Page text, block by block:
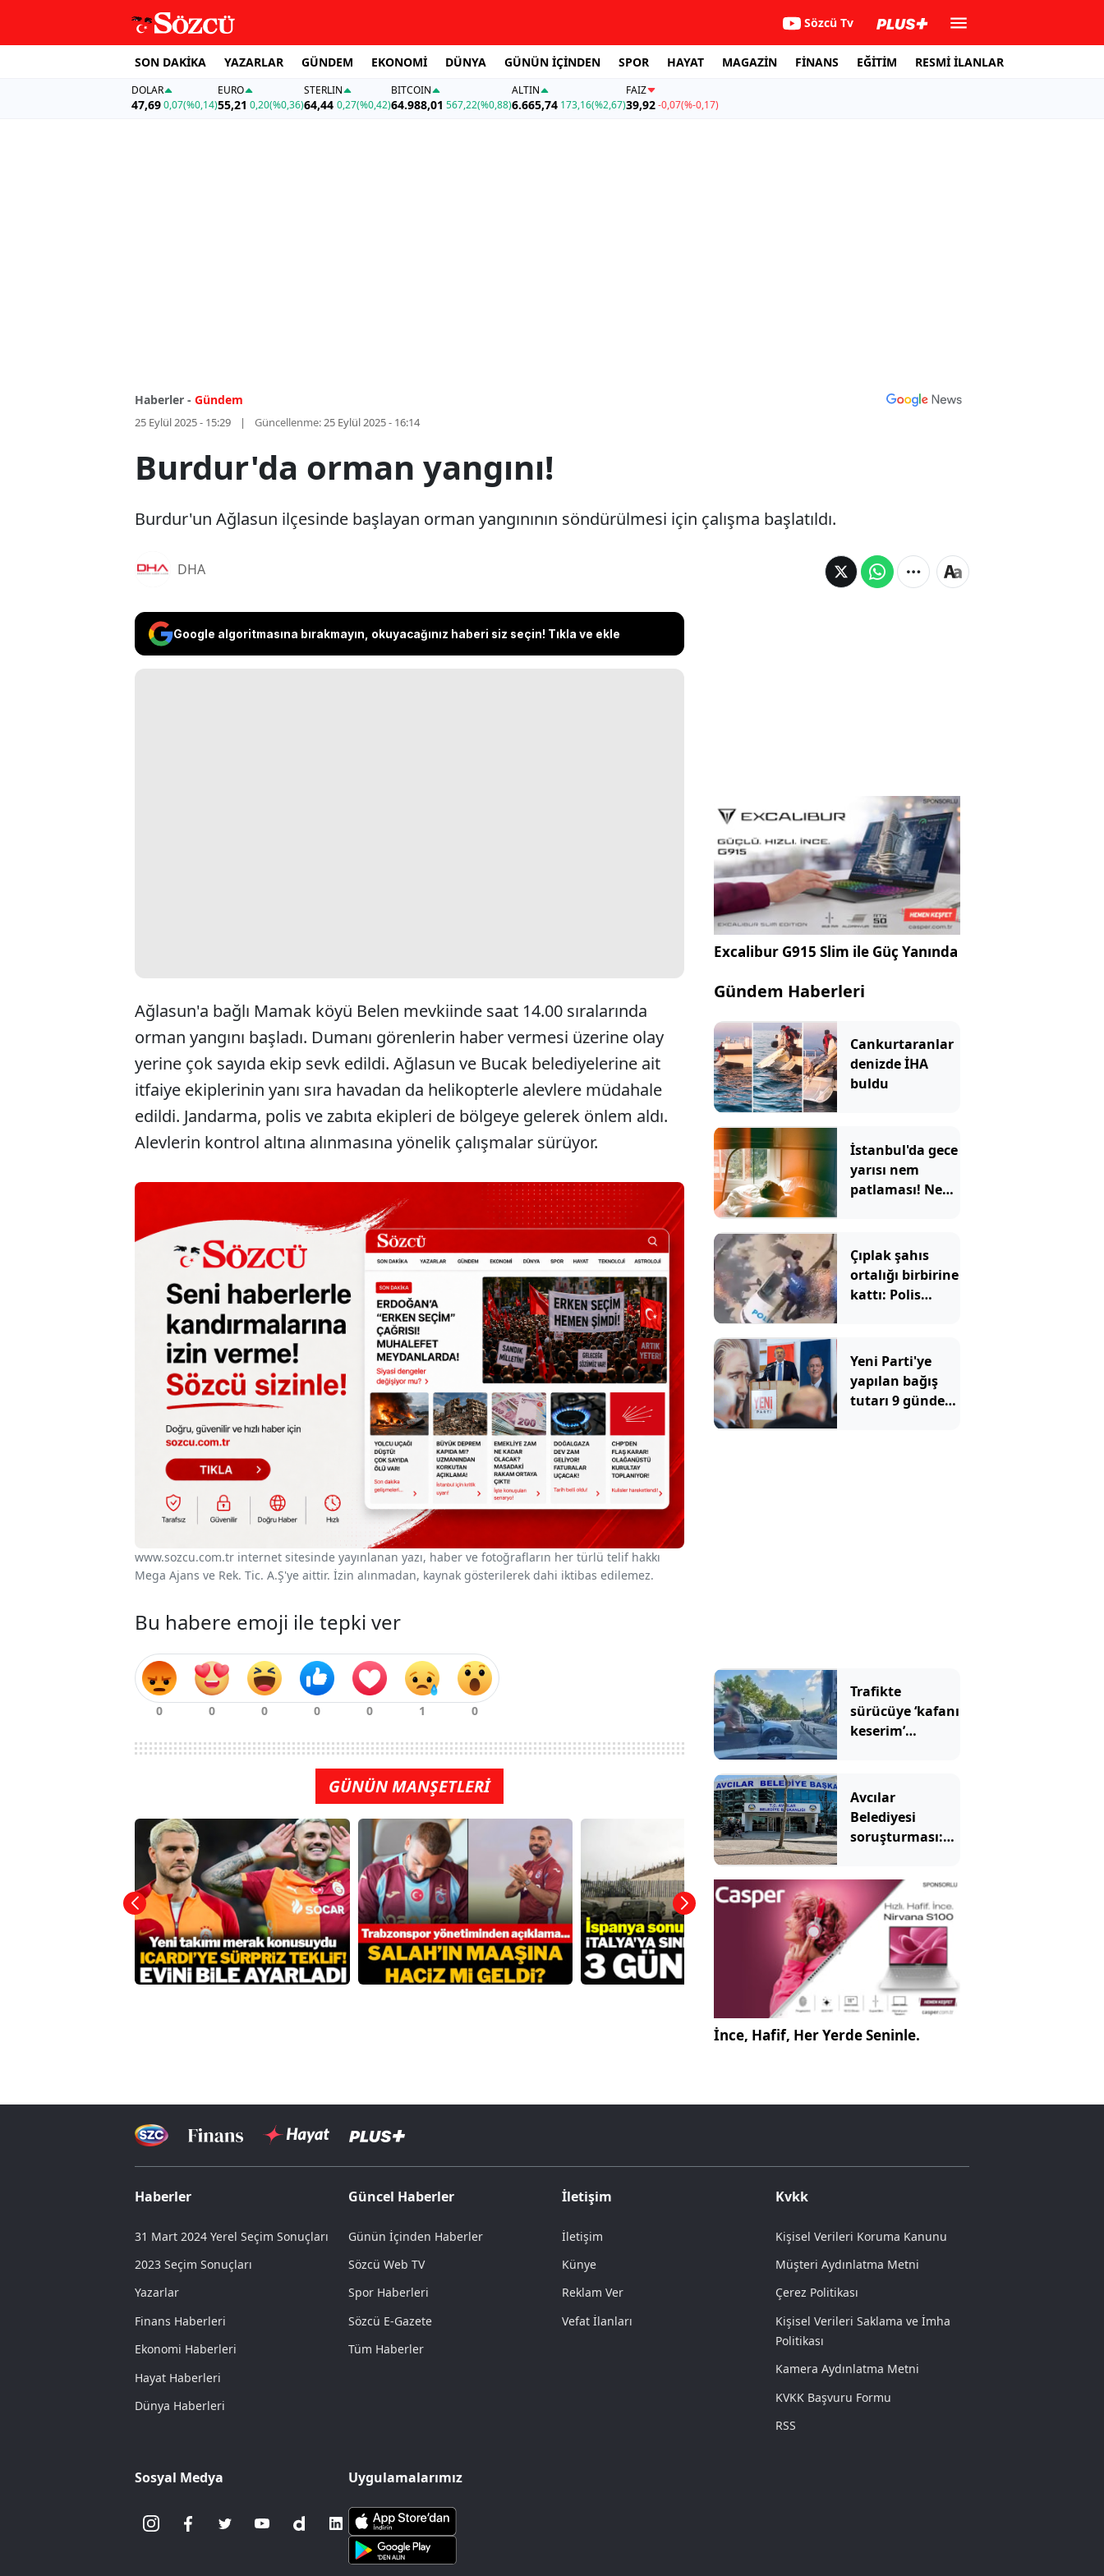
Sözcü Tv
SON DAKİKA YAZARLAR GÜNDEM EKONOMİ DÜNYA GÜNÜN İÇİNDEN SPOR HAYAT MAGAZİN FİNANS EĞİTİM RESMİ İLANLAR
DOLAR
47,690,07(%0,14)
EURO
55,21 0,20(%0,36)
STERLIN
64,44 0,27(%0,42)
BITCOIN
64.988,01 567,22(%0,88)
ALTIN
6.665,74 173,16(%2,67)
FAİZ
39,92-0,07(%-0,17)
Haberler - Gündem
25 Eylül 2025 - 15:29 Güncellenme:25 Eylül 2025 - 16:14
Burdur'da orman yangını!
Burdur'un Ağlasun ilçesinde başlayan orman yangınının söndürülmesi için çalışma başlatıldı.
DHA
Google algoritmasına bırakmayın, okuyacağınız haberi siz seçin! Tıkla ve ekle
Ağlasun'a bağlı Mamak köyü Belen mevkiinde saat 14.00 sıralarında
orman yangını başladı. Dumanı görenlerin haber vermesi üzerine olay
yerine çok sayıda ekip sevk edildi. Ağlasun ve Bucak belediyelerine ait
itfaiye ekiplerinin yanı sıra havadan da helikopterle alevlere müdahale
edildi. Jandarma, polis ve zabıta ekipleri de bölgeye gelerek önlem aldı.
Alevlerin kontrol altına alınmasına yönelik çalışmalar sürüyor.
www.sozcu.com.tr internet sitesinde yayınlanan yazı, haber ve fotoğrafların her türlü telif hakkı
Mega Ajans ve Rek. Tic. A.Ş'ye aittir. İzin alınmadan, kaynak gösterilerek dahi iktibas edilemez.
Bu habere emoji ile tepki ver
GÜNÜN MANŞETLERİ
Excalibur G915 Slim ile Güç Yanında
Gündem Haberleri
Cankurtaranlar
denizde İHA
buldu
İstanbul'da gece
yarısı nem
patlaması! Nem
Çıplak şahıs
ortalığı birbirine
kattı: Polis
Yeni Parti'ye
yapılan bağış
tutarı 9 günde
Trafikte
sürücüye ‘kafanı
keserim’
Avcılar
Belediyesi
soruşturması:
tutuklandı
İnce, Hafif, Her Yerde Seninle.
Haberler
31 Mart 2024 Yerel Seçim Sonuçları
2023 Seçim Sonuçları
Yazarlar
Finans Haberleri
Ekonomi Haberleri
Hayat Haberleri
Dünya Haberleri
Güncel Haberler
Günün İçinden Haberler
Sözcü Web TV
Spor Haberleri
Sözcü E-Gazete
Tüm Haberler
İletişim
İletişim
Künye
Reklam Ver
Vefat İlanları
Kvkk
Kişisel Verileri Koruma Kanunu
Müşteri Aydınlatma Metni
Çerez Politikası
Kişisel Verileri Saklama ve İmha
Politikası
Kamera Aydınlatma Metni
KVKK Başvuru Formu
RSS
Sosyal Medya Uygulamalarımız